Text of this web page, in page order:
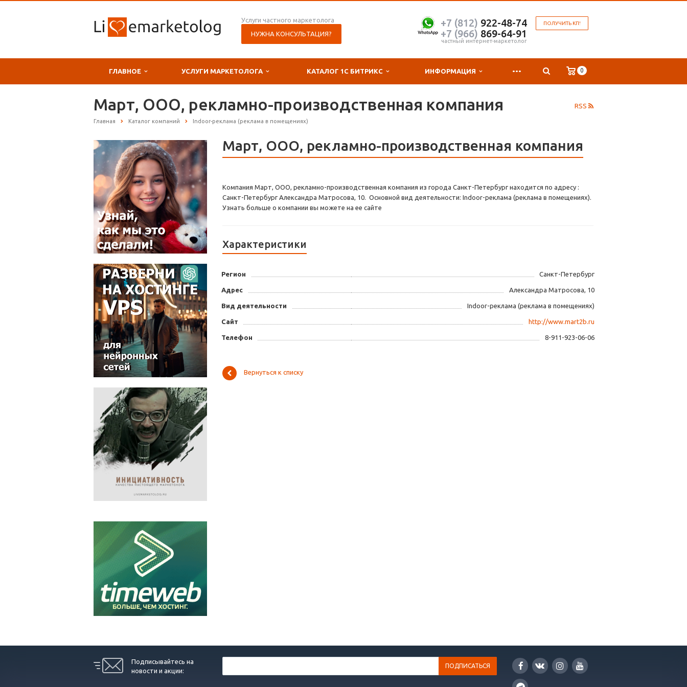
Услуги частного маркетолога
НУЖНА КОНСУЛЬТАЦИЯ?
ПОЛУЧИТЬ КП!
+7 (812) 922-48-74
+7 (966) 869-64-91
частный интернет-маркетолог
ГЛАВНОЕ УСЛУГИ МАРКЕТОЛОГА КАТАЛОГ 1С БИТРИКС ИНФОРМАЦИЯ ... 0
RSS
Март, ООО, рекламно-производственная компания
Главная Каталог компаний Indoor-реклама (реклама в помещениях)
Март, ООО, рекламно-производственная компания
Компания Март, ООО, рекламно-производственная компания из города Санкт-Петербург находится по адресу :
Санкт-Петербург Александра Матросова, 10. Основной вид деятельности: Indoor-реклама (реклама в помещениях).
Узнать больше о компании вы можете на ее сайте
Характеристики
Регион Санкт-Петербург
Адрес Александра Матросова, 10
Вид деятельности Indoor-реклама (реклама в помещениях)
Сайт http://www.mart2b.ru
Телефон 8-911-923-06-06
Вернуться к списку
Подписывайтесь на
новости и акции: